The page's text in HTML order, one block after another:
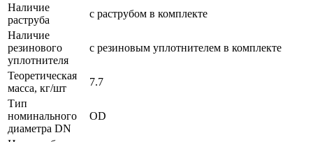
Наличие
раструба
с раструбом в комплекте
Наличие
резинового
уплотнителя
с резиновым уплотнителем в комплекте
Теоретическая
масса, кг/шт
7.7
Тип
номинального
диаметра DN
OD